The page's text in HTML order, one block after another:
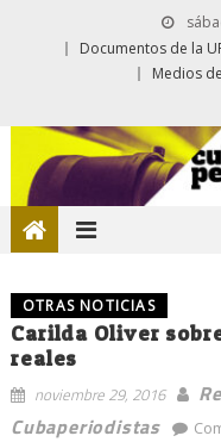
Documentos de la
Medios
OTRAS NOTICIAS
Carilda Oliver
reales
noviembre 29, 2016
Cubaperiodistas